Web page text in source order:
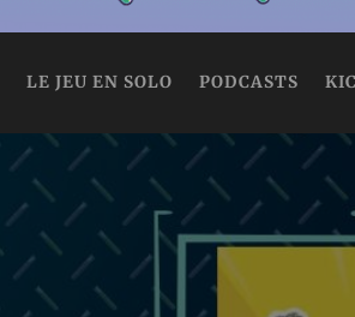
LE JEU EN SOLO PODCASTS